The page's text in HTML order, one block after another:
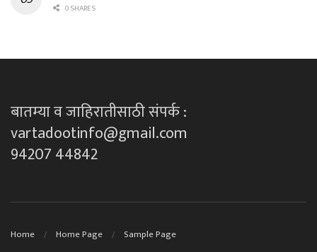
0 SHARES
बातम्या व जाहिरातीसाठी संपर्क :
vartadootinfo@gmail.com
94207 44842
Home Home Page Sample Page